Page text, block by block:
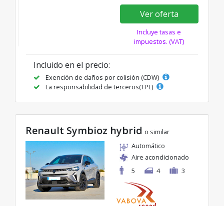
Ver oferta
Incluye tasas e
impuestos. (VAT)
Incluido en el precio:
Exención de daños por colisión (CDW)
La responsabilidad de terceros(TPL)
Renault Symbioz hybrid o similar
Automático
Aire acondicionado
5
4 3